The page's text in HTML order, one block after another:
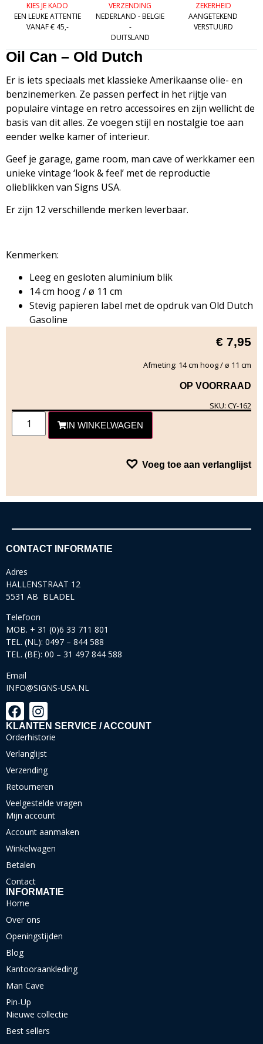
KIES JE KADO
EEN LEUKE ATTENTIE
VANAF € 45,-
VERZENDING
NEDERLAND - BELGIE
-
DUITSLAND
ZEKERHEID
AANGETEKEND
VERSTUURD
Oil Can – Old Dutch
Er is iets speciaals met klassieke Amerikaanse olie- en
benzinemerken. Ze passen perfect in het rijtje van
populaire vintage en retro accessoires en zijn wellicht de
basis van dit alles. Ze voegen stijl en nostalgie toe aan
eender welke kamer of interieur.
Geef je garage, game room, man cave of werkkamer een
unieke vintage ‘look & feel’ met de reproductie
olieblikken van Signs USA.
Er zijn 12 verschillende merken leverbaar.
Kenmerken:
Leeg en gesloten aluminium blik
14 cm hoog / ø 11 cm
Stevig papieren label met de opdruk van Old Dutch
Gasoline
€ 7,95
Afmeting: 14 cm hoog / ø 11 cm
OP VOORRAAD
SKU: CY-162
IN WINKELWAGEN
Voeg toe aan verlanglijst
CONTACT INFORMATIE
Adres
HALLENSTRAAT 12
5531 AB BLADEL
Telefoon
MOB. + 31 (0)6 33 711 801
TEL. (NL): 0497 – 844 588
TEL. (BE): 00 – 31 497 844 588
Email
INFO@SIGNS-USA.NL
KLANTEN SERVICE / ACCOUNT
Orderhistorie
Verlanglijst
Verzending
Retourneren
Veelgestelde vragen
Mijn account
Account aanmaken
Winkelwagen
Betalen
Contact
INFORMATIE
Home
Over ons
Openingstijden
Blog
Kantooraankleding
Man Cave
Pin-Up
Nieuwe collectie
Best sellers